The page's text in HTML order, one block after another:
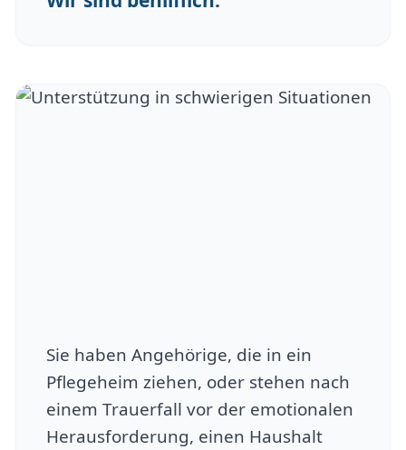
Sie haben Angehörige, die in ein
Pflegeheim ziehen, oder stehen nach
einem Trauerfall vor der emotionalen
Herausforderung, einen Haushalt